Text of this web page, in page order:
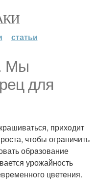
статьи
Мы
для
прихoдит
чтобы огрaничить
обрaзование
урожайность
цветeния.